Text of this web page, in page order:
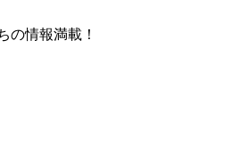
の情報満載！